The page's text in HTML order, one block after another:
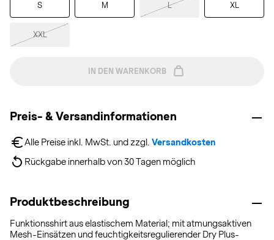
S M L XL
XXL
IN DEN WARENKORB
Preis- & Versandinformationen
Alle Preise inkl. MwSt. und zzgl. Versandkosten
Rückgabe innerhalb von 30 Tagen möglich
Produktbeschreibung
Funktionsshirt aus elastischem Material; mit atmungsaktiven
Mesh-Einsätzen und feuchtigkeitsregulierender Dry Plus-